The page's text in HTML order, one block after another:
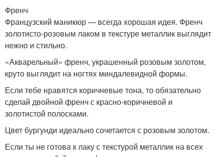
Френч
Французский маникюр — всегда хорошая идея. Френч
золотисто-розовым лаком в текстуре металлик выглядит
нежно и стильно.
«Акварельный» френч, украшенный розовым золотом,
круто выглядит на ногтях миндалевидной формы.
Если тебе нравятся коричневые тона, то обязательно
сделай двойной френч с красно-коричневой и
золотистой полосками.
Цвет бургунди идеально сочетается с розовым золотом.
Если ты не готова к лаку с текстурой металлик на всех